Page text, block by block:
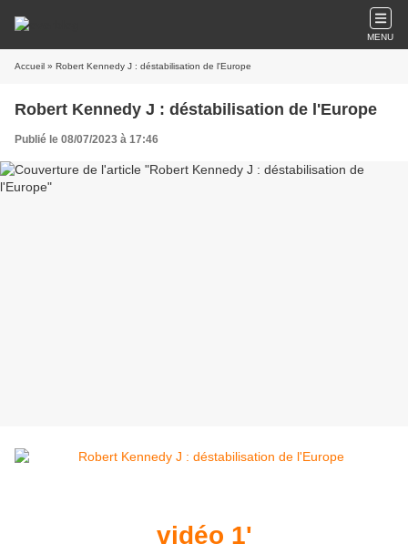
MENU
Accueil » Robert Kennedy J : déstabilisation de l'Europe
Robert Kennedy J : déstabilisation de l'Europe
Publié le 08/07/2023 à 17:46
vidéo 1'